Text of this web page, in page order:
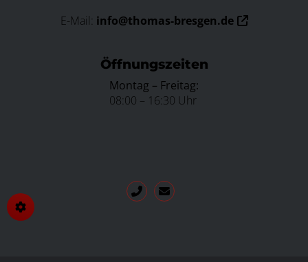
E-Mail: info@thomas-bresgen.de
Öffnungszeiten
Montag – Freitag:
08:00 – 16:30 Uhr